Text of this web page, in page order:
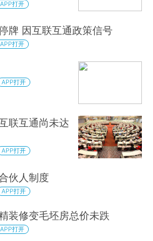
APP打开
牌 因互联互通政策信号
APP打开
APP打开
联互通尚未达
APP打开
伙人制度
APP打开
装修变毛坯房总价未跌
APP打开